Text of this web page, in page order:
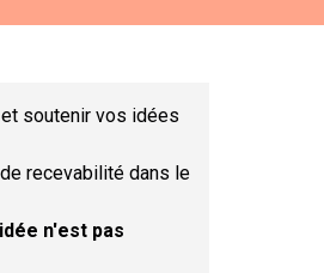
soutenir vos idées
recevabilité dans le
n'est pas